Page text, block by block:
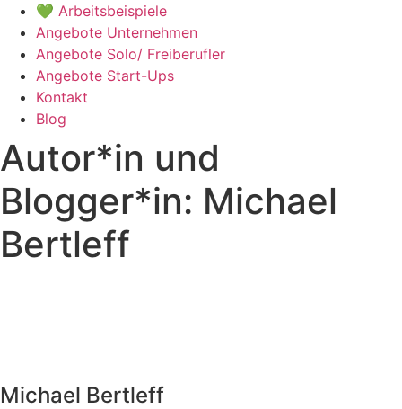
💚 Arbeitsbeispiele
Angebote Unternehmen
Angebote Solo/ Freiberufler
Angebote Start-Ups
Kontakt
Blog
Autor*in und
Blogger*in: Michael
Bertleff
Michael Bertleff